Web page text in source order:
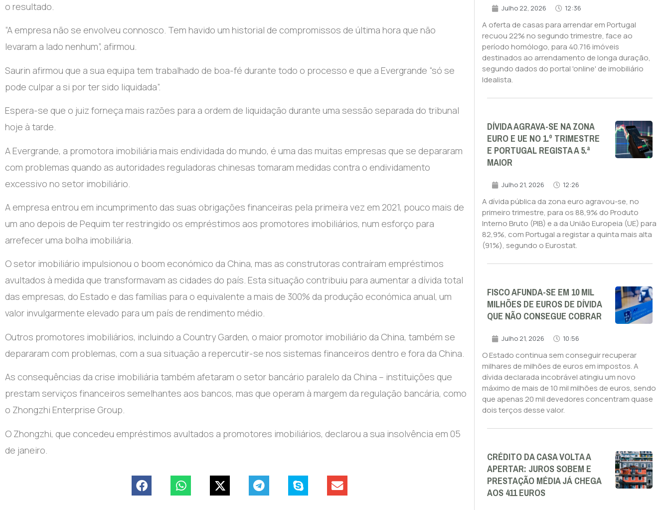
o resultado.
“A empresa não se envolveu connosco. Tem havido um historial de compromissos de última hora que não
levaram a lado nenhum”, afirmou.
Saurin afirmou que a sua equipa tem trabalhado de boa-fé durante todo o processo e que a Evergrande “só se
pode culpar a si por ter sido liquidada”.
Espera-se que o juiz forneça mais razões para a ordem de liquidação durante uma sessão separada do tribunal
hoje à tarde.
A Evergrande, a promotora imobiliária mais endividada do mundo, é uma das muitas empresas que se depararam
com problemas quando as autoridades reguladoras chinesas tomaram medidas contra o endividamento
excessivo no setor imobiliário.
A empresa entrou em incumprimento das suas obrigações financeiras pela primeira vez em 2021, pouco mais de
um ano depois de Pequim ter restringido os empréstimos aos promotores imobiliários, num esforço para
arrefecer uma bolha imobiliária.
O setor imobiliário impulsionou o boom económico da China, mas as construtoras contraíram empréstimos
avultados à medida que transformavam as cidades do país. Esta situação contribuiu para aumentar a dívida total
das empresas, do Estado e das famílias para o equivalente a mais de 300% da produção económica anual, um
valor invulgarmente elevado para um país de rendimento médio.
Outros promotores imobiliários, incluindo a Country Garden, o maior promotor imobiliário da China, também se
depararam com problemas, com a sua situação a repercutir-se nos sistemas financeiros dentro e fora da China.
As consequências da crise imobiliária também afetaram o setor bancário paralelo da China – instituições que
prestam serviços financeiros semelhantes aos bancos, mas que operam à margem da regulação bancária, como
o Zhongzhi Enterprise Group.
O Zhongzhi, que concedeu empréstimos avultados a promotores imobiliários, declarou a sua insolvência em 05
de janeiro.
Julho 22, 2026 12:36
A oferta de casas para arrendar em Portugal
recuou 22% no segundo trimestre, face ao
período homólogo, para 40.716 imóveis
destinados ao arrendamento de longa duração,
segundo dados do portal 'online' de imobiliário
Idealista.
DÍVIDA AGRAVA-SE NA ZONA
EURO E UE NO 1.º TRIMESTRE
E PORTUGAL REGISTA A 5.ª
MAIOR
Julho 21, 2026 12:26
A dívida pública da zona euro agravou-se, no
primeiro trimestre, para os 88,9% do Produto
Interno Bruto (PIB) e a da União Europeia (UE) para
82,9%, com Portugal a registar a quinta mais alta
(91%), segundo o Eurostat.
FISCO AFUNDA-SE EM 10 MIL
MILHÕES DE EUROS DE DÍVIDA
QUE NÃO CONSEGUE COBRAR
Julho 21, 2026 10:56
O Estado continua sem conseguir recuperar
milhares de milhões de euros em impostos. A
dívida declarada incobrável atingiu um novo
máximo de mais de 10 mil milhões de euros, sendo
que apenas 20 mil devedores concentram quase
dois terços desse valor.
CRÉDITO DA CASA VOLTA A
APERTAR: JUROS SOBEM E
PRESTAÇÃO MÉDIA JÁ CHEGA
AOS 411 EUROS